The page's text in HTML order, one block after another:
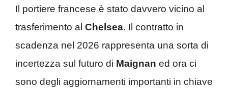
Il portiere francese è stato davvero vicino al
trasferimento al Chelsea. Il contratto in
scadenza nel 2026 rappresenta una sorta di
incertezza sul futuro di Maignan ed ora ci
sono degli aggiornamenti importanti in chiave